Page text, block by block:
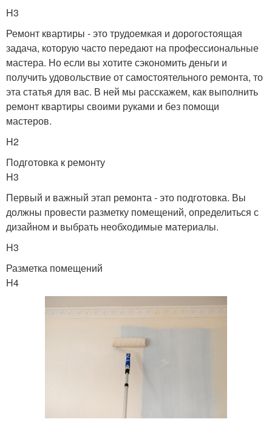
H3
Ремонт квартиры - это трудоемкая и дорогостоящая
задача, которую часто передают на профессиональные
мастера. Но если вы хотите сэкономить деньги и
получить удовольствие от самостоятельного ремонта, то
эта статья для вас. В ней мы расскажем, как выполнить
ремонт квартиры своими руками и без помощи
мастеров.
H2
Подготовка к ремонту
H3
Первый и важный этап ремонта - это подготовка. Вы
должны провести разметку помещений, определиться с
дизайном и выбрать необходимые материалы.
H3
Разметка помещений
H4